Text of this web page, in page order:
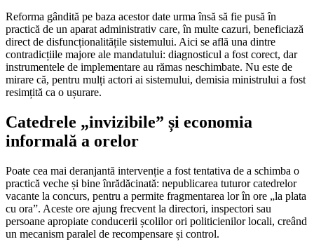
Reforma gândită pe baza acestor date urma însă să fie pusă în
practică de un aparat administrativ care, în multe cazuri, beneficiază
direct de disfuncționalitățile sistemului. Aici se află una dintre
contradicțiile majore ale mandatului: diagnosticul a fost corect, dar
instrumentele de implementare au rămas neschimbate. Nu este de
mirare că, pentru mulți actori ai sistemului, demisia ministrului a fost
resimțită ca o ușurare.
Catedrele „invizibile” și economia
informală a orelor
Poate cea mai deranjantă intervenție a fost tentativa de a schimba o
practică veche și bine înrădăcinată: nepublicarea tuturor catedrelor
vacante la concurs, pentru a permite fragmentarea lor în ore „la plata
cu ora”. Aceste ore ajung frecvent la directori, inspectori sau
persoane apropiate conducerii școlilor ori politicienilor locali, creând
un mecanism paralel de recompensare și control.